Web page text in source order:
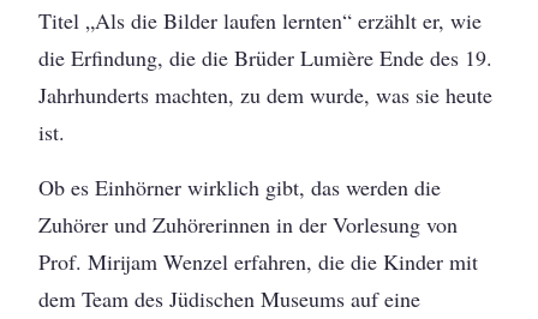
Titel „Als die Bilder laufen lernten“ erzählt er, wie
die Erfindung, die die Brüder Lumière Ende des 19.
Jahrhunderts machten, zu dem wurde, was sie heute
ist.
Ob es Einhörner wirklich gibt, das werden die
Zuhörer und Zuhörerinnen in der Vorlesung von
Prof. Mirijam Wenzel erfahren, die die Kinder mit
dem Team des Jüdischen Museums auf eine